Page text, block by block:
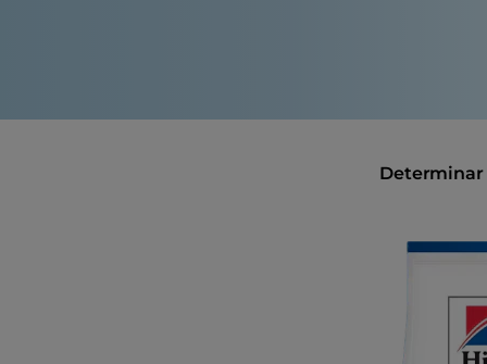
Determinar